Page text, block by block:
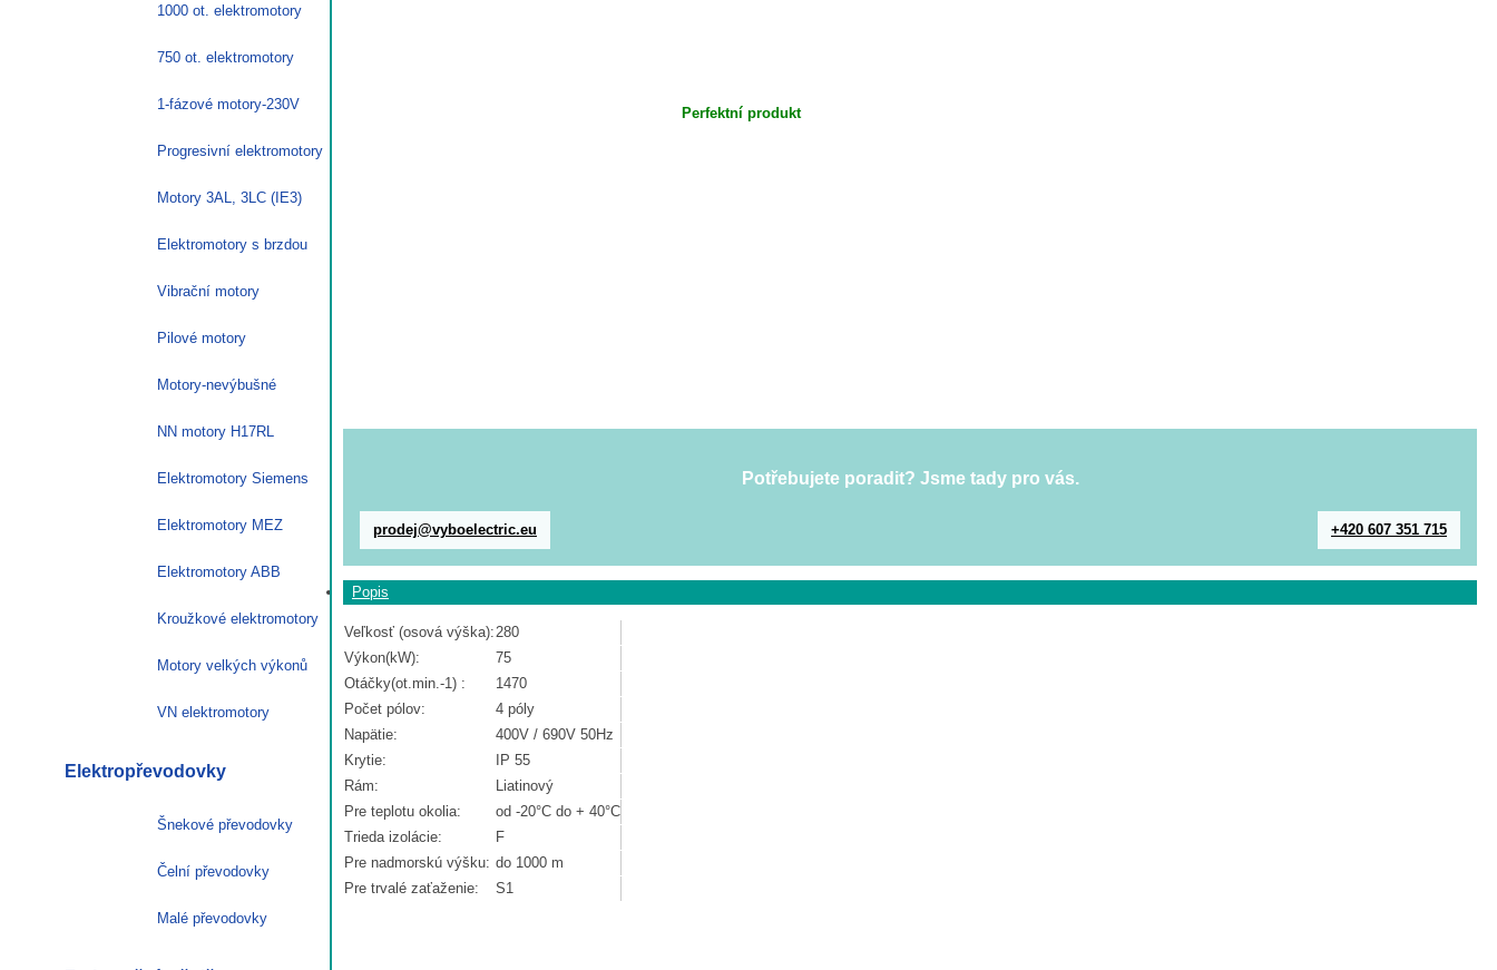
Perfektní produkt
Potřebujete poradit? Jsme tady pro vás.
prodej@vyboelectric.eu +420 607 351 715
Popis
Veľkosť (osová výška):280
Výkon(kW):
75
Otáčky(ot.min.-1) :
1470
Počet pólov:
4 póly
Napätie:
400V / 690V 50Hz
Krytie:
IP 55
Rám:
Liatinový
Pre teplotu okolia:
od -20°C do + 40°C
Trieda izolácie:
F
Pre nadmorskú výšku: do 1000 m
Pre trvalé zaťaženie:
S1
1000 ot. elektromotory
750 ot. elektromotory
1-fázové motory-230V
Progresivní elektromotory
Motory 3AL, 3LC (IE3)
Elektromotory s brzdou
Vibrační motory
Pilové motory
Motory-nevýbušné
NN motory H17RL
Elektromotory Siemens
Elektromotory MEZ
Elektromotory ABB
Kroužkové elektromotory
Motory velkých výkonů
VN elektromotory
Elektropřevodovky
Šnekové převodovky
Čelní převodovky
Malé převodovky